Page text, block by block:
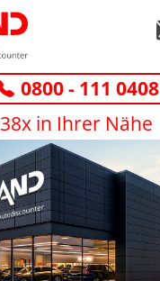
0800 - 111 0408
38x in Ihrer Nähe